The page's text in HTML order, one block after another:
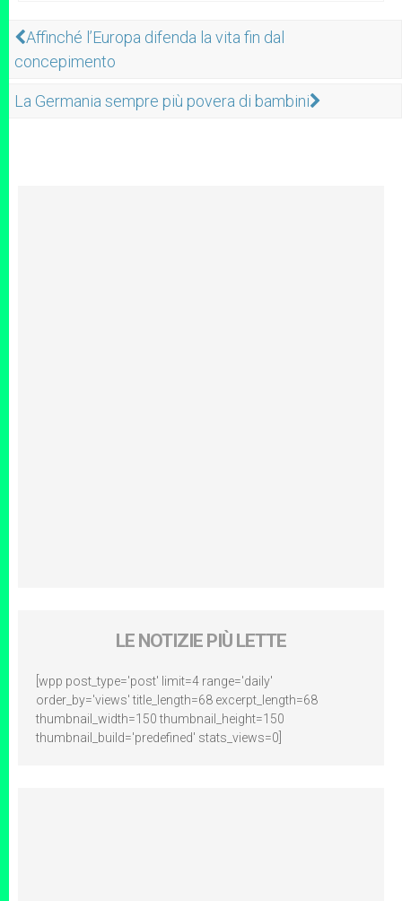
Affinché l’Europa difenda la vita fin dal
concepimento
La Germania sempre più povera di bambini
LE NOTIZIE PIÙ LETTE
[wpp post_type='post' limit=4 range='daily'
order_by='views' title_length=68 excerpt_length=68
thumbnail_width=150 thumbnail_height=150
thumbnail_build='predefined' stats_views=0]